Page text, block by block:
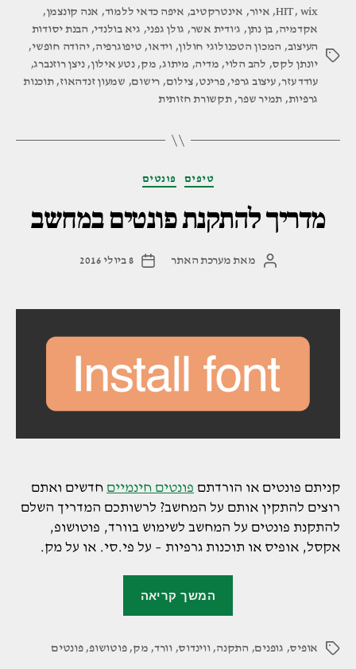
(HIT)"
תגיות
HIT, wix
, איור, אינטרקטיב, איפה כדאי ללמוד, אנה קונצמן,
אקדמיה, בן נתן, ג'ודית אשר, גולן גפני, גיא בולנדי, הבנת יסודות
העיצוב, המכון הטכנולוגי חולון, וידאו, טיפוגרפיה,יהודה חופשי,
יונתן לקס, להב הלוי, מדיה, מיתוג, מק,נטע אילון,ניצן רוזנברג,
עודד עזר,עיצוב גרפי,פרינט,צילום, רישום, שמעון זנדהאוז,תוכנות
גרפיות, תמיר שפר,תקשורת חזותית
קטגוריות טיפים פונטים
מדריך להתקנת פונטים במחשב
המחבר
מאת מערכת האתר
תאריך
8 ביולי 2016
קניתם פונטים או הורדתם פונטים חינמיים חדשים ואתם
רוצים להתקין אותם על המחשב? לרשותכם המדריך השלם
להתקנת פונטים על המחשב לשימוש בוורד, פוטושופ,
אקסל, אופיס או תוכנות גרפיות – על פי.סי. או על מק.
המשך קריאה
במחשב"
תגיותאופיס, גופנים, התקנה, ווינדוס, וורד, מק,פוטושופ,פונטים